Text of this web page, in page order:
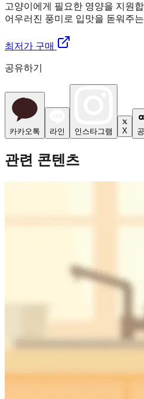
고양이에게 필요한 영양을 지원
어우러진 풍미로 입맛을 돋워주
최저가 구매
공유하기
카카오톡 라인 인스타그램 X
관련 콘텐츠